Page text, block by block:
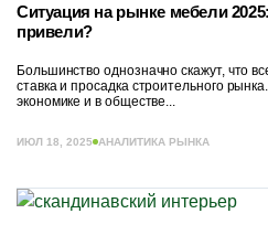
Ситуация на рынке мебели
привели?
Большинство однозначно скажут, что
ставка и просадка строительного
экономике и в обществе...
ИЮЛ 18, 2025 АНАЛИТИКА РЫНКА